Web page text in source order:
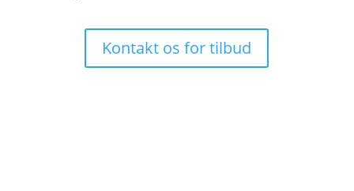
Kontakt os for tilbud